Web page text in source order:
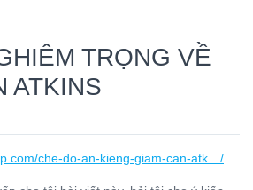
TRỌNG VỀ
ATKINS
che-do-an-kieng-giam-can-atk…/